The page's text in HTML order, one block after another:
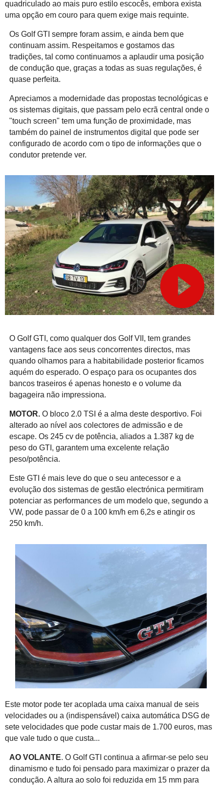
quadriculado ao mais puro estilo escocês, embora exista
uma opção em couro para quem exige mais requinte.
Os Golf GTI sempre foram assim, e ainda bem que
continuam assim. Respeitamos e gostamos das
tradições, tal como continuamos a aplaudir uma posição
de condução que, graças a todas as suas regulações, é
quase perfeita.
Apreciamos a modernidade das propostas tecnológicas e
os sistemas digitais, que passam pelo ecrã central onde o
"touch screen" tem uma função de proximidade, mas
também do painel de instrumentos digital que pode ser
configurado de acordo com o tipo de informações que o
condutor pretende ver.
O Golf GTI, como qualquer dos Golf VII, tem grandes
vantagens face aos seus concorrentes directos, mas
quando olhamos para a habitabilidade posterior ficamos
aquém do esperado. O espaço para os ocupantes dos
bancos traseiros é apenas honesto e o volume da
bagageira não impressiona.
MOTOR. O bloco 2.0 TSI é a alma deste desportivo. Foi
alterado ao nível aos colectores de admissão e de
escape. Os 245 cv de potência, aliados a 1.387 kg de
peso do GTI, garantem uma excelente relação
peso/potência.
Este GTI é mais leve do que o seu antecessor e a
evolução dos sistemas de gestão electrónica permitiram
potenciar as performances de um modelo que, segundo a
VW, pode passar de 0 a 100 km/h em 6,2s e atingir os
250 km/h.
Este motor pode ter acoplada uma caixa manual de seis
velocidades ou a (indispensável) caixa automática DSG de
sete velocidades que pode custar mais de 1.700 euros, mas
que vale tudo o que custa...
AO VOLANTE. O Golf GTI continua a afirmar-se pelo seu
dinamismo e tudo foi pensado para maximizar o prazer da
condução. A altura ao solo foi reduzida em 15 mm para